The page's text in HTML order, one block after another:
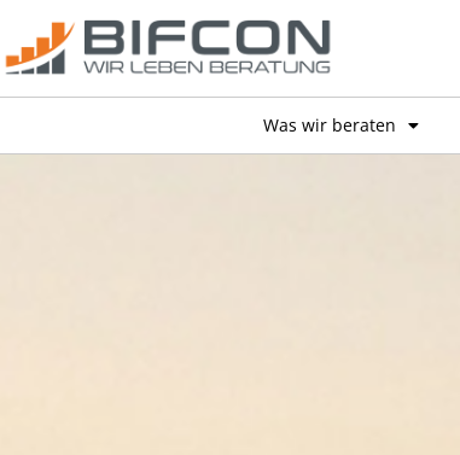
Was wir beraten